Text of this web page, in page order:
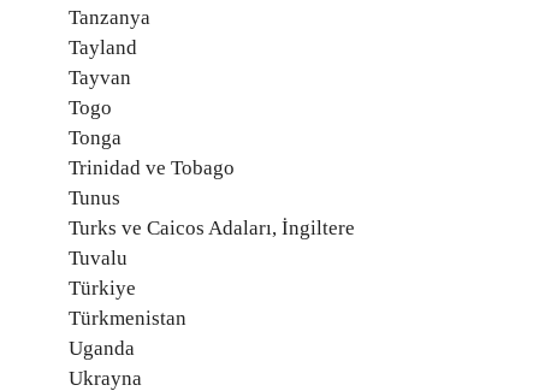
Tanzanya
Tayland
Tayvan
Togo
Tonga
Trinidad ve Tobago
Tunus
Turks ve Caicos Adaları, İngiltere
Tuvalu
Türkiye
Türkmenistan
Uganda
Ukrayna